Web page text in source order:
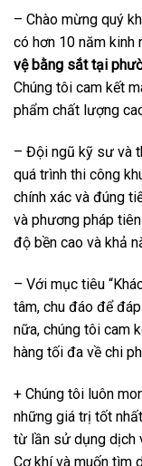
– Chào mừng quý
có hơn 10 năm kinh
vệ bằng sắt tại
Chúng tôi cam kết
phẩm chất lượng
– Đội ngũ kỹ sư và
quá trình thi công
chính xác và đúng
và phương pháp
độ bền cao và khả
– Với mục tiêu
tâm, chu đáo để
nữa, chúng tôi cam
hàng tối đa về chi
+ Chúng tôi luôn
những giá trị tốt
từ lần sử dụng dịch
Cơ khí và muốn tìm